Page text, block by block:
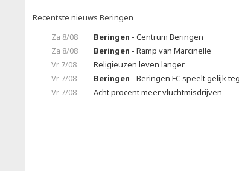
Recentste nieuws Beringen
Za 8/08
Beringen - Centrum Beringen
Za 8/08
Beringen - Ramp van Marcinelle
Vr 7/08
Religieuzen leven langer
Vr 7/08
Beringen - Beringen FC speelt gelijk
Vr 7/08
Acht procent meer vluchtmisdrijven